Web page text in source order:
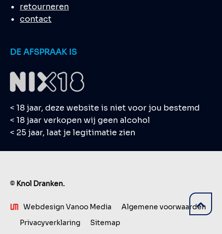
retourneren
contact
DE AFSPRAAK IS
< 18 jaar, deze website is niet voor jou bestemd
< 18 jaar verkopen wij geen alcohol
< 25 jaar, laat je legitimatie zien
© Knol Dranken.
Webdesign Vanoo Media
Algemene voorwaarden
Privacyverklaring
Sitemap